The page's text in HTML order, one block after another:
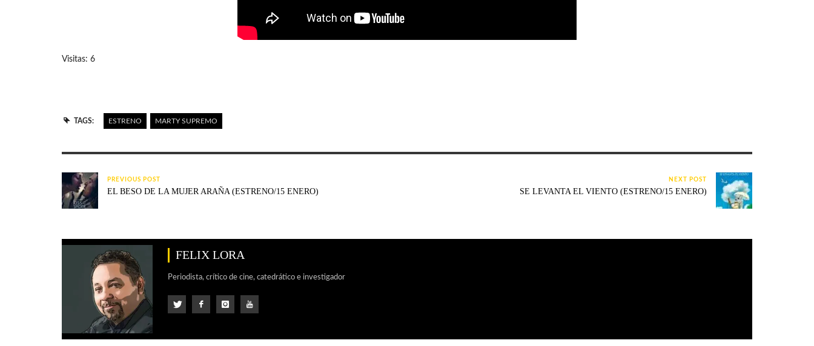
Visitas: 6
TAGS: ESTRENO MARTY SUPREMO
PREVIOUS POST
EL BESO DE LA MUJER ARAÑA (ESTRENO/15 ENERO)
NEXT POST
SE LEVANTA EL VIENTO (ESTRENO/15 ENERO)
FELIX LORA
Periodista, crítico de cine, catedrático e investigador